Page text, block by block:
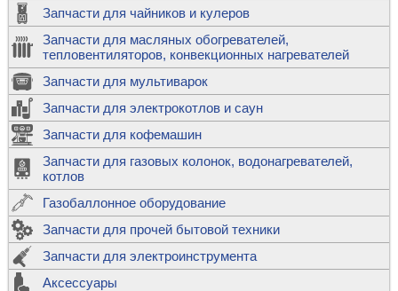
Запчасти для чайников и кулеров
Запчасти для масляных обогревателей,
тепловентиляторов, конвекционных нагревателей
Запчасти для мультиварок
Запчасти для электрокотлов и саун
Запчасти для кофемашин
Запчасти для газовых колонок, водонагревателей,
котлов
Газобаллонное оборудование
Запчасти для прочей бытовой техники
Запчасти для электроинструмента
Аксессуары